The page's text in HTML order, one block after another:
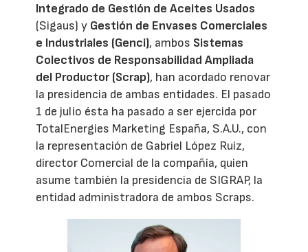
Integrado de Gestión de Aceites Usados
(Sigaus) y Gestión de Envases Comerciales
e Industriales (Genci), ambos Sistemas
Colectivos de Responsabilidad Ampliada
del Productor (Scrap), han acordado renovar
la presidencia de ambas entidades. El pasado
1 de julio ésta ha pasado a ser ejercida por
TotalEnergies Marketing España, S.A.U., con
la representación de Gabriel López Ruiz,
director Comercial de la compañía, quien
asume también la presidencia de SIGRAP, la
entidad administradora de ambos Scraps.